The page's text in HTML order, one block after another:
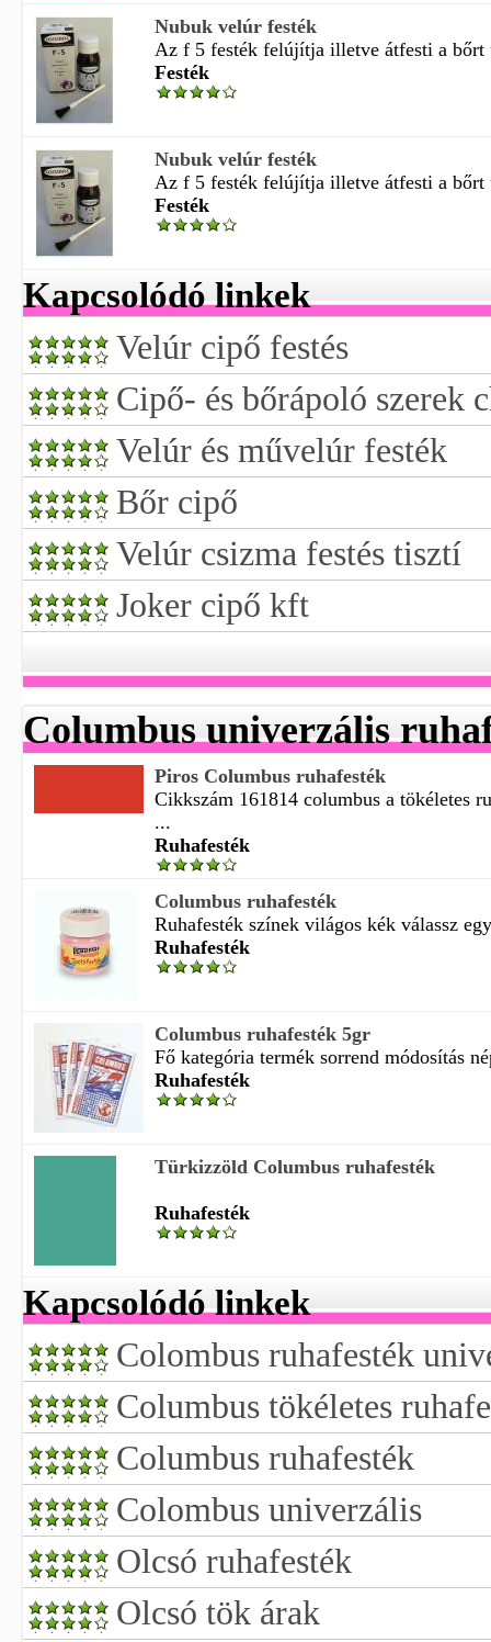
Nubuk velúr festék
Az f 5 festék felújítja illetve átfesti a bőrt
Festék
Nubuk velúr festék
Az f 5 festék felújítja illetve átfesti a bőrt
Festék
Kapcsolódó linkek
Velúr cipő festés
Cipő- és bőrápoló szerek
Velúr és művelúr festék
Bőr cipő
Velúr csizma festés tisztí
Joker cipő kft
Columbus univerzális
Piros Columbus ruhafesték
Cikkszám 161814 columbus a tökéletes
...
Ruhafesték
Columbus ruhafesték
Ruhafesték színek világos kék válassz
Ruhafesték
Columbus ruhafesték 5gr
Fő kategória termék sorrend módosítás
Ruhafesték
Türkizzöld Columbus ruhafesték
Ruhafesték
Kapcsolódó linkek
Colombus ruhafesték
Columbus tökéletes
Columbus ruhafesték
Colombus univerzális
Olcsó ruhafesték
Olcsó tök árak